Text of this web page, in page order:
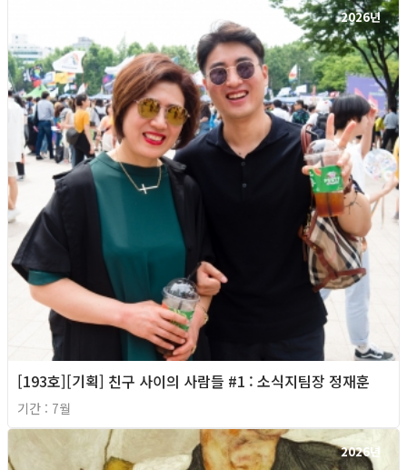
2026년
[193호][기획] 친구 사이의 사람들 #1 : 소식지팀장 정재훈
기간 : 7월
2026년